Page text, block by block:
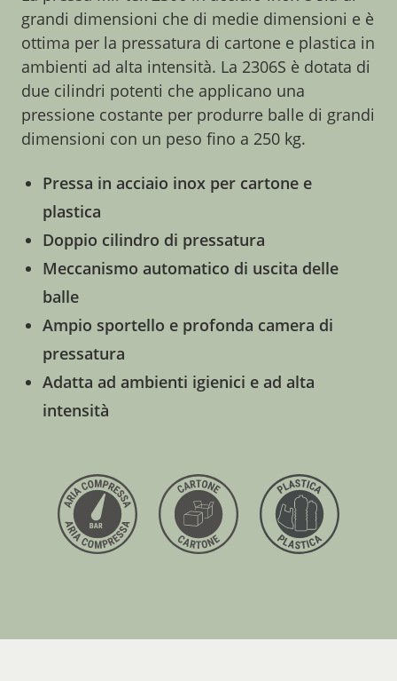
grandi dimensioni che di medie dimensioni e è
ottima per la pressatura di cartone e plastica in
ambienti ad alta intensità. La 2306S è dotata di
due cilindri potenti che applicano una
pressione costante per produrre balle di grandi
dimensioni con un peso fino a 250 kg.
Pressa in acciaio inox per cartone e
plastica
Doppio cilindro di pressatura
Meccanismo automatico di uscita delle
balle
Ampio sportello e profonda camera di
pressatura
Adatta ad ambienti igienici e ad alta
intensità